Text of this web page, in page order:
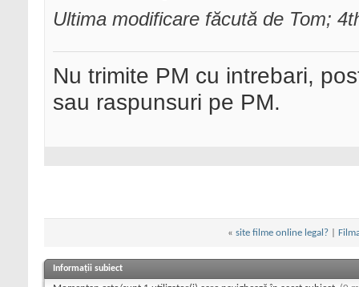
Ultima modificare făcută de Tom;
Nu trimite PM cu intrebari,
sau raspunsuri pe PM.
« site filme online legal?
Informații subiect